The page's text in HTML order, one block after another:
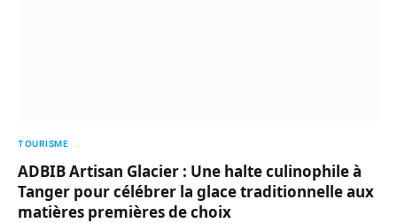
TOURISME
ADBIB Artisan Glacier : Une halte culinophile à
Tanger pour célébrer la glace traditionnelle aux
matières premières de choix